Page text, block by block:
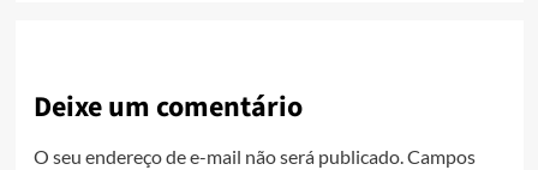
Deixe um comentário
O seu endereço de e-mail não será publicado.Campos